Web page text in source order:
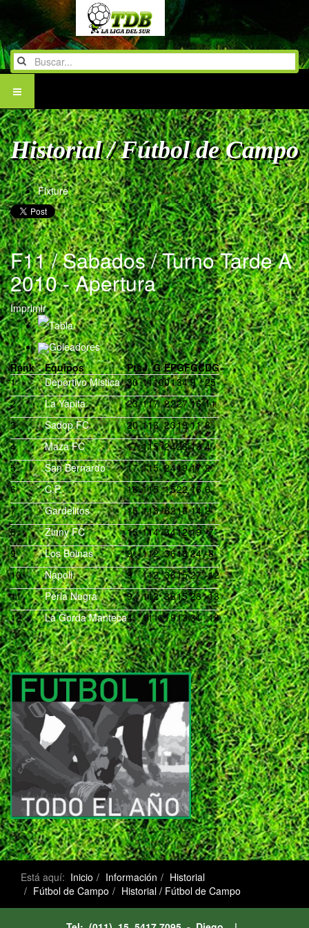
Historial / Fútbol de Campo
Fixture
F11 / Sabados / Turno Tarde A
2010 - Apertura
Imprimir
Tabla
Goleadores
Rank
Equipos PtsJ G EPGFGCDG
1
Deportivo Mistica 30 11100134 9
25
2
La Yapita 23 117 2227 16 11
3
Sadop FC 20 116 2319 11 8
4
Maza FC 17 115 2423 19 4
5
San Bernardo 17 115 2419 17 2
6
C.P. 16 115 1522 16 6
7
Gardelitos 15 113 6216 14 2
8
Zinny FC 15 114 3412 19 -7
9
Los Boinas 9 112 3616 24 -8
10
Napoli 9 112 3615 27 -12
11
Perla Negra 9 112 3615 28 -13
12
La Gorda Manteca4 111 1913 31 -18
Está aquí: Inicio Información
Historial
Fútbol de Campo
Historial / Fútbol de Campo